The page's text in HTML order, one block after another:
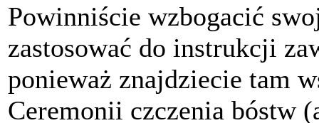
Powinniście wzbogacić
zastosować do instrukcji
ponieważ znajdziecie tam
Ceremonii czczenia bóstw